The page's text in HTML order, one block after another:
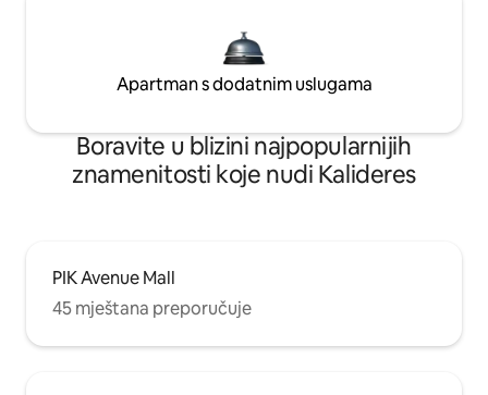
Apartman s dodatnim uslugama
Boravite u blizini najpopularnijih
znamenitosti koje nudi Kalideres
PIK Avenue Mall
45 mještana preporučuje